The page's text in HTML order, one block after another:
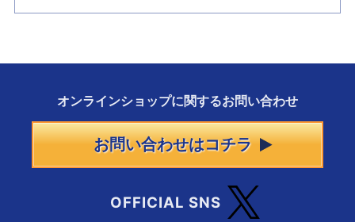
オンラインショップに関するお問い合わせ
お問い合わせはコチラ
OFFICIAL SNS